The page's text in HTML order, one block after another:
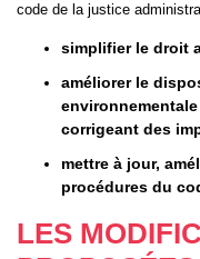
code de la justice
simplifier le droit
améliorer le
corrigeant des
mettre à jour,
procédures du
LES